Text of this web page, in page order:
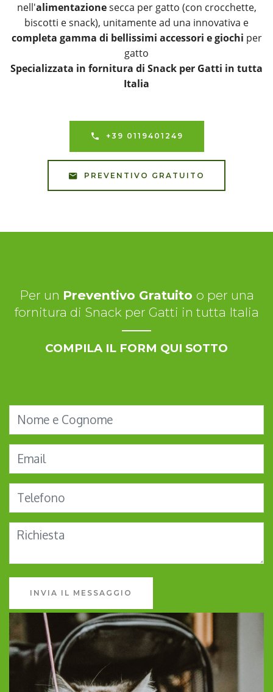
nell'alimentazionesecca per gatto (con crocchette,
biscotti e snack), unitamente ad una innovativa e
completa gamma di bellissimi accessori e giochi per
gatto
Specializzata in fornitura di Snack per Gatti in tutta
Italia
+39 0119401249
PREVENTIVO GRATUITO
Per un Preventivo Gratuito o per una
fornitura di Snack per Gatti in tutta Italia
COMPILA IL FORM QUI SOTTO
INVIA IL MESSAGGIO